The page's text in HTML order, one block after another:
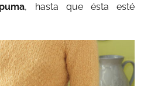
, hasta que ésta esté